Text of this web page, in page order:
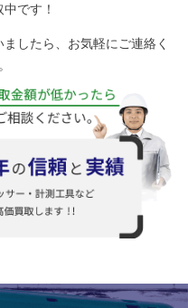
です！
したら、お気軽にご連絡く